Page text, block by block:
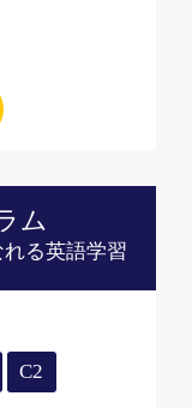
ム
る英語学習
C2